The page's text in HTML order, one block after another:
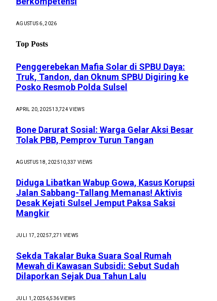
AGUSTUS 6, 2026
Top Posts
Penggerebekan Mafia Solar di SPBU Daya:
Truk, Tandon, dan Oknum SPBU Digiring ke
Posko Resmob Polda Sulsel
APRIL 20, 202513,724VIEWS
Bone Darurat Sosial: Warga Gelar Aksi Besar
Tolak PBB, Pemprov Turun Tangan
AGUSTUS 18, 202510,337 VIEWS
Diduga Libatkan Wabup Gowa, Kasus Korupsi
Jalan Sabbang-Tallang Memanas! Aktivis
Desak Kejati Sulsel Jemput Paksa Saksi
Mangkir
JULI 17, 20257,271 VIEWS
Sekda Takalar Buka Suara Soal Rumah
Mewah di Kawasan Subsidi: Sebut Sudah
Dilaporkan Sejak Dua Tahun Lalu
JULI 1, 2025 6,536VIEWS